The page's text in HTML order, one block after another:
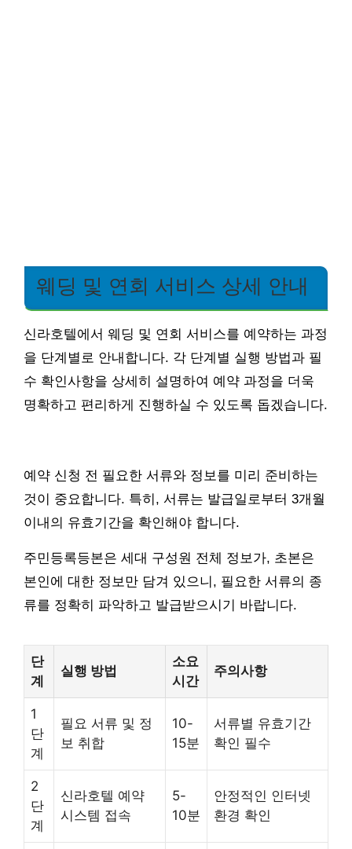
웨딩 및 연회 서비스 상세 안내
신라호텔에서 웨딩 및 연회 서비스를 예약하는 과정
을 단계별로 안내합니다. 각 단계별 실행 방법과 필
수 확인사항을 상세히 설명하여 예약 과정을 더욱
명확하고 편리하게 진행하실 수 있도록 돕겠습니다.
예약 신청 전 필요한 서류와 정보를 미리 준비하는
것이 중요합니다. 특히, 서류는 발급일로부터 3개월
이내의 유효기간을 확인해야 합니다.
주민등록등본은 세대 구성원 전체 정보가, 초본은
본인에 대한 정보만 담겨 있으니, 필요한 서류의 종
류를 정확히 파악하고 발급받으시기 바랍니다.
단
계
실행 방법
소요
시간
주의사항
1
단
계
필요 서류 및 정
보 취합
10-
15분
서류별 유효기간
확인 필수
2
단
계
신라호텔 예약
시스템 접속
5-
10분
안정적인 인터넷
환경 확인